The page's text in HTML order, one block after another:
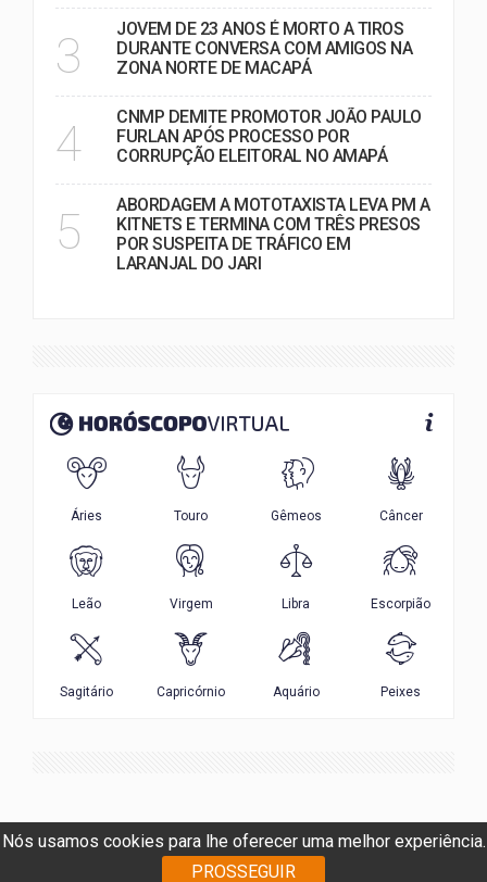
Nós usamos cookies para lhe oferecer uma melhor experiência.
PROSSEGUIR
3
JOVEM DE 23 ANOS É MORTO A TIROS
DURANTE CONVERSA COM AMIGOS NA
ZONA NORTE DE MACAPÁ
4
CNMP DEMITE PROMOTOR JOÃO PAULO
FURLAN APÓS PROCESSO POR
CORRUPÇÃO ELEITORAL NO AMAPÁ
5
ABORDAGEM A MOTOTAXISTA LEVA PM A
KITNETS E TERMINA COM TRÊS PRESOS
POR SUSPEITA DE TRÁFICO EM
LARANJAL DO JARI